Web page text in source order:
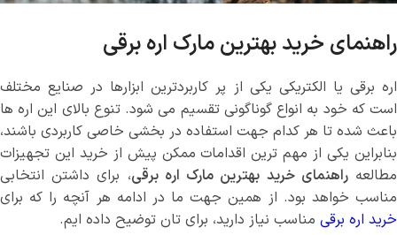
راهنمای خرید بهترین مارک اره برقی
اره برقی یا الکتریکی یکی از پر کاربردترین ابزارها در صنایع مختلف
است که خود به انواع گوناگونی تقسیم می شود. تنوع بالای این اره ها
باعث شده تا هر کدام جهت استفاده در بخشی خاصی کاربردی باشند،
بنابراین یکی از مهم ترین اقدامات ممکن پیش از خرید این تجهیزات
مطالعهراهنمای خرید بهترین مارک اره برقی، برای داشتن انتخابی
مناسب خواهد بود. از همین جهت ما در ادامه هر آنچه را که برای
خرید اره برقی مناسب نیاز دارید، برای تان توضیح داده ایم.